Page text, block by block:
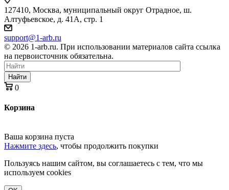
127410, Москва, муниципальный округ Отрадное, ш.
Алтуфьевское, д. 41А, стр. 1
support@1-arb.ru
© 2026 1-arb.ru. При использовании материалов сайта ссылка
на первоисточник обязательна.
Найти
0
Корзина
Ваша корзина пуста
Нажмите здесь, чтобы продолжить покупки
Пользуясь нашим сайтом, вы соглашаетесь с тем, что мы
используем cookies